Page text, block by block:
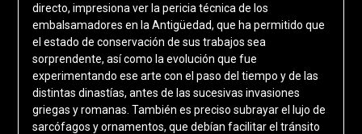
directo, impresiona ver la pericia técnica de los
embalsamadores en la Antigüedad, que ha permitido que
el estado de conservación de sus trabajos sea
sorprendente, así como la evolución que fue
experimentando ese arte con el paso del tiempo y de las
distintas dinastías, antes de las sucesivas invasiones
griegas y romanas. También es preciso subrayar el lujo de
sarcófagos y ornamentos, que debían facilitar el tránsito